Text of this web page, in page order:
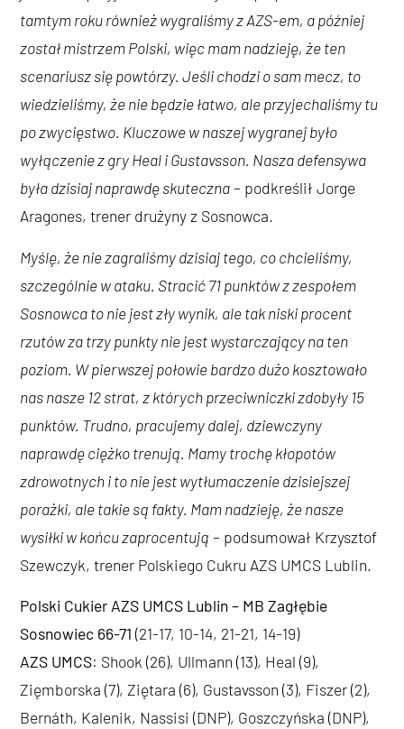
tamtym roku również wygraliśmy z AZS-em, a później
został mistrzem Polski, więc mam nadzieję, że ten
scenariusz się powtórzy. Jeśli chodzi o sam mecz, to
wiedzieliśmy, że nie będzie łatwo, ale przyjechaliśmy tu
po zwycięstwo. Kluczowe w naszej wygranej było
wyłączenie z gry Heal i Gustavsson. Nasza defensywa
była dzisiaj naprawdę skuteczna– podkreślił Jorge
Aragones, trener drużyny z Sosnowca.
Myślę, że nie zagraliśmy dzisiaj tego, co chcieliśmy,
szczególnie w ataku. Stracić 71 punktów z zespołem
Sosnowca to nie jest zły wynik, ale tak niski procent
rzutów za trzy punkty nie jest wystarczający na ten
poziom. W pierwszej połowie bardzo dużo kosztowało
nas nasze 12 strat, z których przeciwniczki zdobyły 15
punktów. Trudno, pracujemy dalej, dziewczyny
naprawdę ciężko trenują. Mamy trochę kłopotów
zdrowotnych i to nie jest wytłumaczenie dzisiejszej
porażki, ale takie są fakty. Mam nadzieję, że nasze
wysiłki w końcu zaprocentują – podsumował Krzysztof
Szewczyk, trener Polskiego Cukru AZS UMCS Lublin.
Polski Cukier AZS UMCS Lublin – MB Zagłębie
Sosnowiec 66-71(21-17, 10-14, 21-21, 14-19)
AZS UMCS: Shook (26), Ullmann (13), Heal (9),
Zięmborska (7), Ziętara (6), Gustavsson (3), Fiszer (2),
Bernáth, Kalenik, Nassisi (DNP), Goszczyńska (DNP),